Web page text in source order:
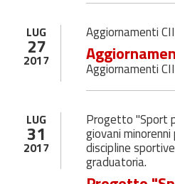
LUG
27
2017
Aggiornamenti
Aggiornamenti
LUG
31
2017
Progetto "Sport
giovani
discipline
graduatoria.